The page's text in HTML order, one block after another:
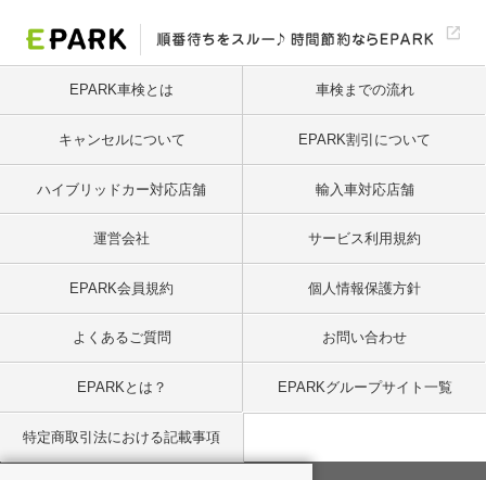
EPARK車検とは 車検までの流れ
キャンセルについて EPARK割引について
ハイブリッドカー対応店舗 輸入車対応店舗
運営会社 サービス利用規約
EPARK会員規約 個人情報保護方針
よくあるご質問 お問い合わせ
EPARKとは？ EPARKグループサイト一覧
特定商取引法における記載事項